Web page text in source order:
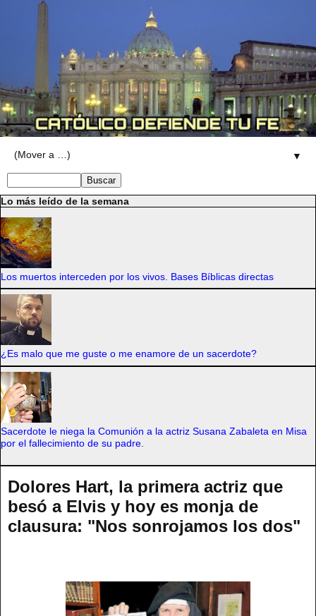
▼
Lo más leído de la semana
Los muertos interceden por los vivos. Bases Bíblicas directas
¿Es malo que me guste o me enamore de un sacerdote?
Sacerdote le niega la Comunión a la actriz Susana Zabaleta en Misa
por el fallecimiento de su padre.
Dolores Hart, la primera actriz que
besó a Elvis y hoy es monja de
clausura: "Nos sonrojamos los dos"